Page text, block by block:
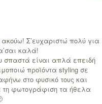
Σ’ευχαριστώ πολύ για
καλά!
σπαστά είναι απλά επειδή
προϊόντα styling σε
στο φυσικό τους και
φωτογράφιση τα ήθελα